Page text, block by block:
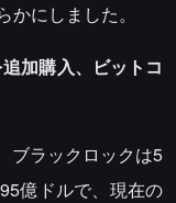
にしました。
加購入、ビットコ
ブラックロックは5
億ドルで、現在の